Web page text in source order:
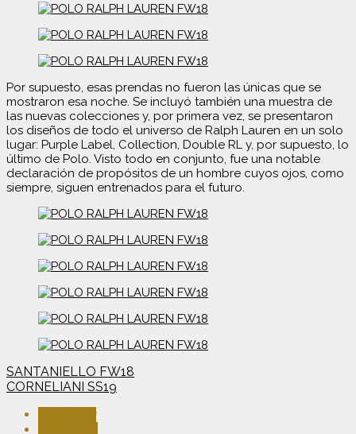
Por supuesto, esas prendas no fueron las únicas que se
mostraron esa noche. Se incluyó también una muestra de
las nuevas colecciones y, por primera vez, se presentaron
los diseños de todo el universo de Ralph Lauren en un solo
lugar: Purple Label, Collection, Double RL y, por supuesto, lo
último de Polo. Visto todo en conjunto, fue una notable
declaración de propósitos de un hombre cuyos ojos, como
siempre, siguen entrenados para el futuro.
Navegación
de
entradas
SANTANIELLO FW18
CORNELIANI SS19